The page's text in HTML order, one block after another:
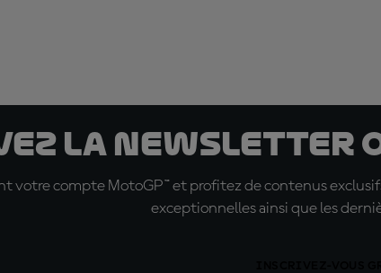
la Newsletter
votre compte MotoGP™ et profitez de contenus
exceptionnelles ainsi que les